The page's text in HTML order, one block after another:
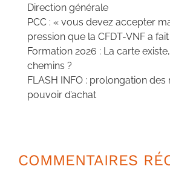
Direction générale
PCC : « vous devez accepter
pression que la CFDT-VNF a
Formation 2026 : La carte
chemins ?
FLASH INFO : prolongation des
pouvoir d’achat
COMMENTAIRES